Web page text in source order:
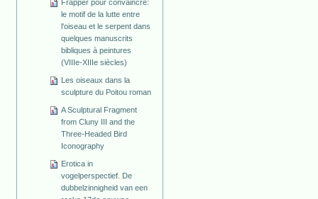
Frapper pour convaincre:
le motif de la lutte entre
l'oiseau et le serpent dans
quelques manuscrits
bibliques à peintures
(VIIIe-XIIIe siècles)
Les oiseaux dans la
sculpture du Poitou roman
A Sculptural Fragment
from Cluny III and the
Three-Headed Bird
Iconography
Erotica in
vogelperspectief. De
dubbelzinnigheid van een